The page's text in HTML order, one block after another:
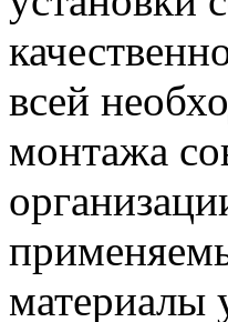
всей
монтажа
материалы